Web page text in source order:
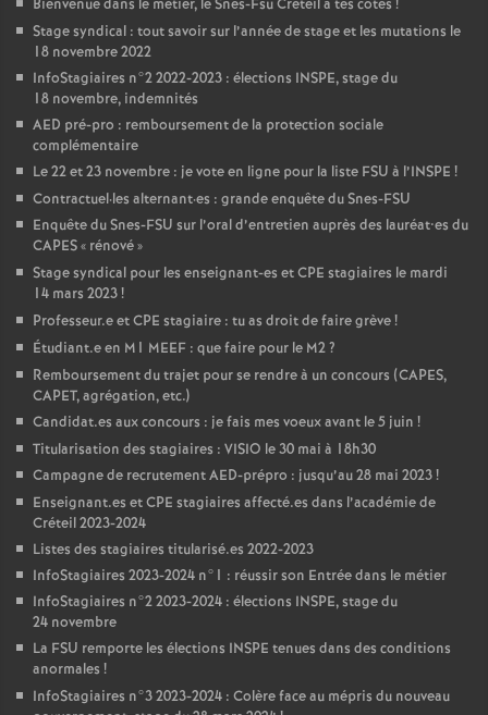
Bienvenue dans le métier, le Snes-Fsu Créteil à tes côtés !
Stage syndical : tout savoir sur l’année de stage et les mutations le
18 novembre 2022
InfoStagiaires n°2 2022-2023 : élections INSPE, stage du
18 novembre, indemnités
AED pré-pro : remboursement de la protection sociale
complémentaire
Le 22 et 23 novembre : je vote en ligne pour la liste FSU à l’INSPE !
Contractuel·les alternant·es : grande enquête du Snes-FSU
Enquête du Snes-FSU sur l’oral d’entretien auprès des lauréat•es du
CAPES« rénové»
Stage syndical pour les enseignant-es etCPE stagiaires le mardi
14 mars 2023!
Professeur.e etCPE stagiaire : tu as droit de faire grève!
Étudiant.e en M1 MEEF : que faire pour le M2?
Remboursement du trajet pour se rendre à un concours (CAPES,
CAPET, agrégation, etc.)
Candidat.es aux concours : je fais mes voeux avant le 5 juin !
Titularisation des stagiaires : VISIO le 30 mai à 18h30
Campagne de recrutementAED-prépro : jusqu’au 28 mai 2023!
Enseignant.es etCPE stagiaires affecté.es dans l’académie de
Créteil 2023-2024
Listes des stagiaires titularisé.es 2022-2023
InfoStagiaires 2023-2024 n°1 : réussir son Entrée dans le métier
InfoStagiaires n°2 2023-2024 : élections INSPE, stage du
24 novembre
La FSU remporte les élections INSPE tenues dans des conditions
anormales !
InfoStagiaires n°3 2023-2024 : Colère face au mépris du nouveau